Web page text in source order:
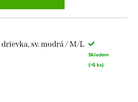
drievka, sv. modrá / M/L
Skladom
(>5 ks)